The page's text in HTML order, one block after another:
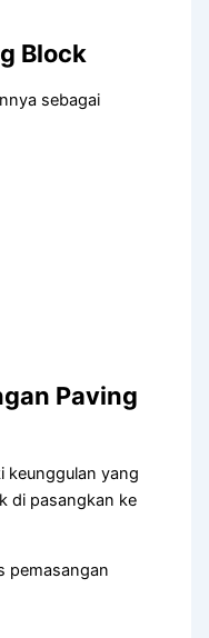
Block
sebagai
Paving
keunggulan yang
di pasangkan ke
pemasangan